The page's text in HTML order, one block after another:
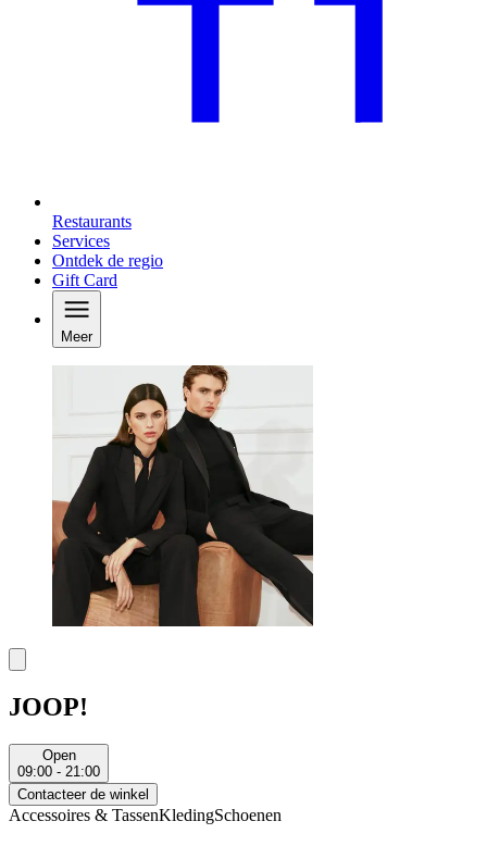
Restaurants
Services
Ontdek de regio
Gift Card
Meer
JOOP!
Open
09:00 - 21:00
Contacteer de winkel
Accessoires & TassenKledingSchoenen